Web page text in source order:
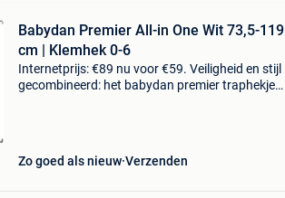
Babydan Premier All-in One Wit 73,5-119
cm | Klemhek 0-6
Internetprijs: €89 nu voor €59. Veiligheid en stijl
gecombineerd: het babydan premier traphekje
Zo goed als nieuw Verzenden